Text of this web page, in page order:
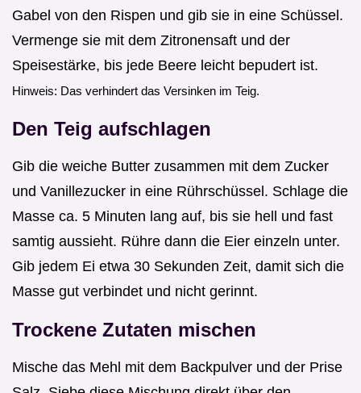
Gabel von den Rispen und gib sie in eine Schüssel.
Vermenge sie mit dem Zitronensaft und der
Speisestärke, bis jede Beere leicht bepudert ist.
Hinweis: Das verhindert das Versinken im Teig.
Den Teig aufschlagen
Gib die weiche Butter zusammen mit dem Zucker
und Vanillezucker in eine Rührschüssel. Schlage die
Masse ca. 5 Minuten lang auf, bis sie hell und fast
samtig aussieht. Rühre dann die Eier einzeln unter.
Gib jedem Ei etwa 30 Sekunden Zeit, damit sich die
Masse gut verbindet und nicht gerinnt.
Trockene Zutaten mischen
Mische das Mehl mit dem Backpulver und der Prise